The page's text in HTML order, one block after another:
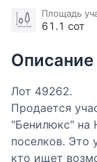
Площадь
61.1 сот
Описание
Лот 49262.
Продается
"Бенилюкс" на
поселков. Это
кто ищет